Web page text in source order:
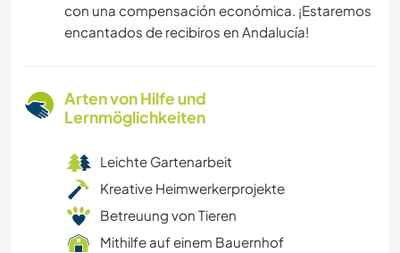
con una compensación económica. ¡Estaremos
encantados de recibiros en Andalucía!
Arten von Hilfe und
Lernmöglichkeiten
Leichte Gartenarbeit
Kreative Heimwerkerprojekte
Betreuung von Tieren
Mithilfe auf einem Bauernhof